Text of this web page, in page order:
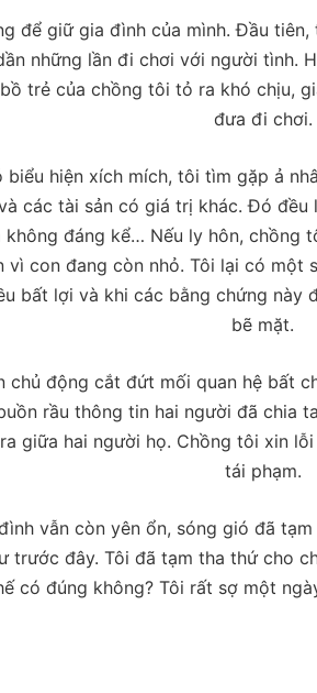
để giữ gia đình của mình. Đầu
những lần đi chơi với người tình.
trẻ của chồng tôi tỏ ra khó chịu,
đưa đi chơi.
biểu hiện xích mích, tôi tìm gặp ả
các tài sản có giá trị khác. Đó
không đáng kể… Nếu ly hôn, chồng
vì con đang còn nhỏ. Tôi lại có một
bất lợi và khi các bằng chứng này
bẽ mặt.
chủ động cắt đứt mối quan hệ bất
rầu thông tin hai người đã chia
giữa hai người họ. Chồng tôi xin
tái phạm.
vẫn còn yên ổn, sóng gió đã
trước đây. Tôi đã tạm tha thứ cho
có đúng không? Tôi rất sợ một